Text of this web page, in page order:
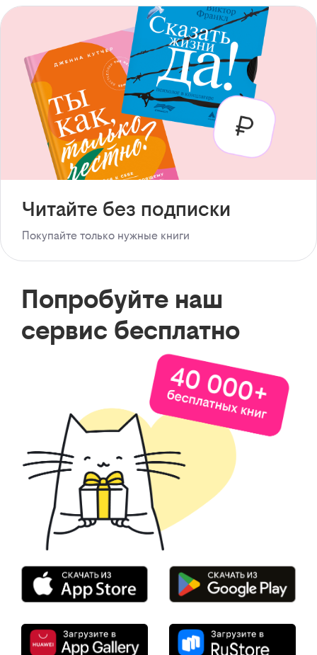
Читайте без подписки
Покупайте только нужные книги
Попробуйте наш
сервис бесплатно